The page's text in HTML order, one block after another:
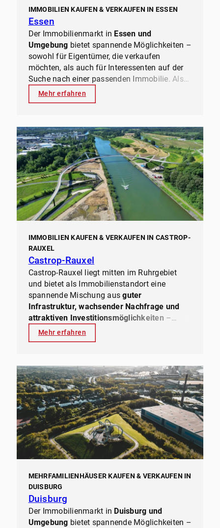
IMMOBILIEN KAUFEN & VERKAUFEN IN ESSEN
Essen
Der Immobilienmarkt in Essen und
Umgebung bietet spannende Möglichkeiten –
sowohl für Eigentümer, die verkaufen
möchten, als auch für Interessenten auf der
Suche nach einer passenden Immobilie. Als
lokaler Immobilienexperte
jahrzehntelanger Erfahrung kennt
Investitionen lohnen und wie manden besten
Preis erzielt.
Mehr erfahren
IMMOBILIEN KAUFEN & VERKAUFEN IN CASTROP-
RAUXEL
Castrop-Rauxel
Castrop-Rauxel liegt mitten im Ruhrgebiet
und bietet als Immobilienstandort eine
spannende Mischung ausguter
Infrastruktur, wachsender Nachfrage und
attraktiven Investitionsmöglichkeiten –
besonders im Bereich
Die Stadt überzeugt mit
Wirtschaftslage. AlsSpezialisten für
Mehrfamilienhäuserin Castrop-Rauxel und
Umgebung begleiten wir Eigentümer und
Investoren beimVerkauf, Kauf und der
professionellen Verwaltungihrer Immobilien.
Unser Ziel ist es, Ihneneinen effizienten,
stressfreien und wirtschaftlich erfolgreichen
Prozesszu ermöglichen.
Mehr erfahren
MEHRFAMILIENHÄUSER KAUFEN & VERKAUFEN IN
DUISBURG
Duisburg
Der Immobilienmarkt in Duisburg und
Umgebung bietet spannende Möglichkeiten –